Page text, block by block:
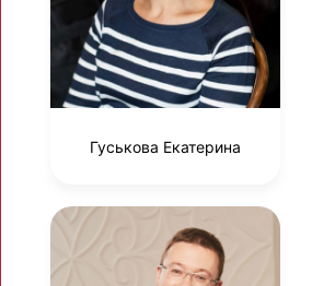
Гуськова Екатерина